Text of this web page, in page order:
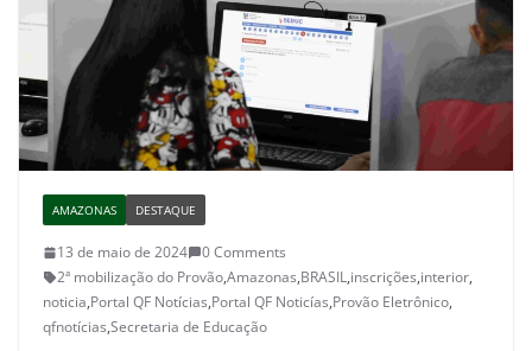
AMAZONAS DESTAQUE
13 de maio de 2024
0 Comments
2ª mobilização do Provão,Amazonas,BRASIL,inscrições,interior,
noticia,Portal QF Notícias,Portal QF Noticías,Provão Eletrônico,
qfnotícias,Secretaria de Educação